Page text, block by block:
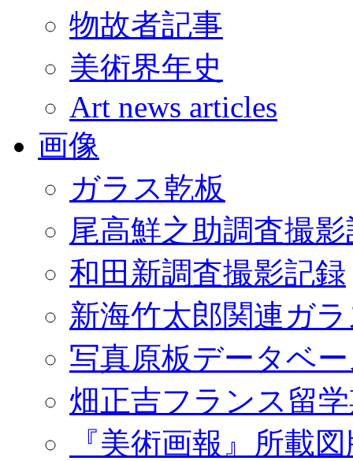
物故者記事
美術界年史
Art news articles
画像
ガラス乾板
尾高鮮之助調査撮
和田新調査撮影記録
新海竹太郎関連ガ
写真原板データベ
畑正吉フランス留
『美術画報』所載